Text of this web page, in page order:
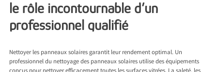
le rôle incontournable d’un
professionnel qualifié
Nettoyer les panneaux solaires garantit leur rendement optimal. Un
professionnel du nettoyage des panneaux solaires utilise des équipements